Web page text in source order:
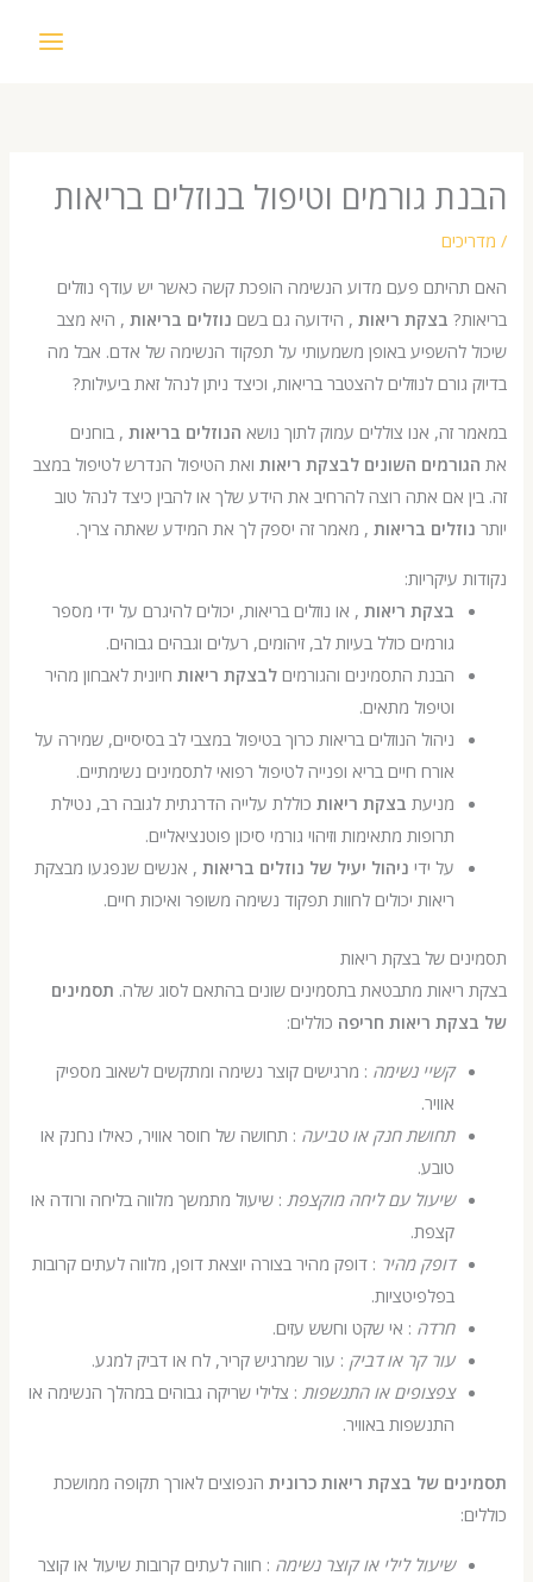
גורמים וטיפול בנוזלים בריאות
פעם מדוע הנשימה הופכת קשה כאשר יש עודף נוזלים
בצקת ריאות, הידועה גם בשםנוזלים בריאות, היא מצב
להשפיע באופן משמעותי על תפקוד הנשימה של אדם. אבל מה
לנוזלים להצטבר בריאות, וכיצד ניתן לנהל זאת ביעילות?
זה, אנו צוללים עמוק לתוך נושאהנוזלים בריאות, בוחנים
השונים לבצקת ריאותואת הטיפול הנדרש לטיפול במצב
אם אתה רוצה להרחיב את הידע שלך או להבין כיצד לנהל טוב
בריאות, מאמר זה יספק לך את המידע שאתה צריך.
עיקריות:
בצקת ריאות, או נוזלים בריאות, יכולים להיגרם על ידי מספר
גורמים כולל בעיות לב, זיהומים, רעלים וגבהים גבוהים.
הבנת התסמינים והגורמים לבצקת ריאותחיונית לאבחון מהיר
וטיפול מתאים.
ניהול הנוזלים בריאות כרוך בטיפול במצבי לב בסיסיים, שמירה על
אורח חיים בריא ופנייה לטיפול רפואי לתסמינים נשימתיים.
מניעתבצקת ריאותכוללת עלייה הדרגתית לגובה רב, נטילת
תרופות מתאימות וזיהוי גורמי סיכון פוטנציאליים.
ניהול יעיל של נוזלים בריאות, אנשים שנפגעו מבצקת
ריאות יכולים לחוות תפקוד נשימה משופר ואיכות חיים.
של בצקת ריאות
מתבטאת בתסמינים שונים בהתאם לסוג שלה.תסמינים
ריאות חריפהכוללים:
קשיי נשימה: מרגישים קוצר נשימה ומתקשים לשאוב מספיק
תחושת חנק או טביעה: תחושה של חוסר אוויר, כאילו נחנק או
שיעול עם ליחה מוקצפת: שיעול מתמשך מלווה בליחה ורודה או
דופק מהיר: דופק מהיר בצורה יוצאת דופן, מלווה לעתים קרובות
בפלפיטציות.
: אי שקט וחשש עזים.
עור קר או דביק: עור שמרגיש קריר, לח או דביק למגע.
צפצופים או התנשפות: צלילי שריקה גבוהים במהלך הנשימה או
התנשפות באוויר.
של בצקת ריאות כרוניתהנפוצים לאורך תקופה ממושכת
שיעול לילי או קוצר נשימה: חווה לעתים קרובות שיעול או קוצר